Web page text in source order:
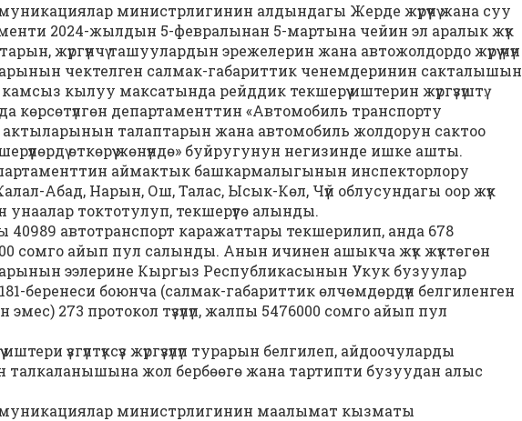
министрлигинин алдындагы Жерде жүрүүчү жана суу
2024-жылдын 5-февралынан 5-мартына чейин эл аралык жүк
жүргүнчү ташуулардын эрежелерин жана автожолдордо жүрүү үчүн
чектелген салмак-габариттик ченемдеринин сакталышын
кылуу максатында рейддик текшерүү иштерин жүргүзүштү.
көрсөтүлгөн департаменттин «Автомобиль транспорту
актыларынын талаптарын жана автомобиль жолдорун сактоо
өткөрүү жөнүндө» буйругунун негизинде ишке ашты.
аймактык башкармалыгынын инспекторлору
Абад, Нарын, Ош, Талас, Ысык-Көл, Чүй облусундагы оор жүк
унаалар токтотулуп, текшерүүгө алынды.
40989 автотранспорт каражаттары текшерилип, анда 678
сомго айып пул салынды. Анын ичинен ашыкча жүк жүктөгөн
ээлерине Кыргыз Республикасынын Укук бузуулар
беренеси боюнча (салмак-габариттик өлчөмдөрдүн белгиленген
273 протокол түзүлүп, жалпы 5476000 сомго айып пул
үзгүлтүксүз жүргүзүлүп турарын белгилеп, айдоочуларды
талкаланышына жол бербөөгө жана тартипти бузуудан алыс
министрлигинин маалымат кызматы